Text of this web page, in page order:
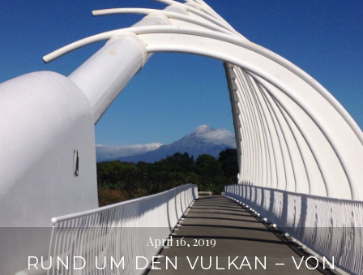
April 16, 2019
RUND UM DEN VULKAN – VON